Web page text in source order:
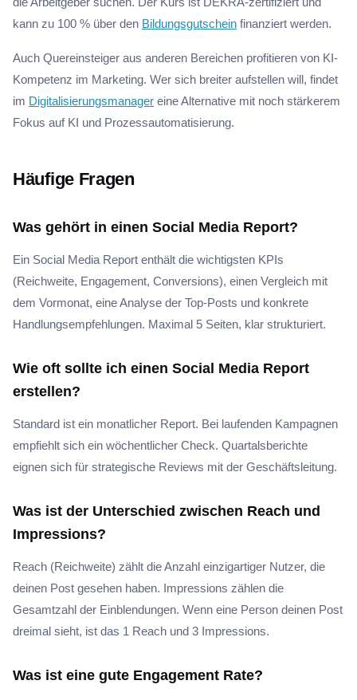
kann zu 100 % über den Bildungsgutschein finanziert werden.
Auch Quereinsteiger aus anderen Bereichen profitieren von KI-
Kompetenz im Marketing. Wer sich breiter aufstellen will, findet
im Digitalisierungsmanager eine Alternative mit noch stärkerem
Fokus auf KI und Prozessautomatisierung.
Häufige Fragen
Was gehört in einen Social Media Report?
Ein Social Media Report enthält die wichtigsten KPIs
(Reichweite, Engagement, Conversions), einen Vergleich mit
dem Vormonat, eine Analyse der Top-Posts und konkrete
Handlungsempfehlungen. Maximal 5 Seiten, klar strukturiert.
Wie oft sollte ich einen Social Media Report
erstellen?
Standard ist ein monatlicher Report. Bei laufenden Kampagnen
empfiehlt sich ein wöchentlicher Check. Quartalsberichte
eignen sich für strategische Reviews mit der Geschäftsleitung.
Was ist der Unterschied zwischen Reach und
Impressions?
Reach (Reichweite) zählt die Anzahl einzigartiger Nutzer, die
deinen Post gesehen haben. Impressions zählen die
Gesamtzahl der Einblendungen. Wenn eine Person deinen Post
dreimal sieht, ist das 1 Reach und 3 Impressions.
Was ist eine gute Engagement Rate?